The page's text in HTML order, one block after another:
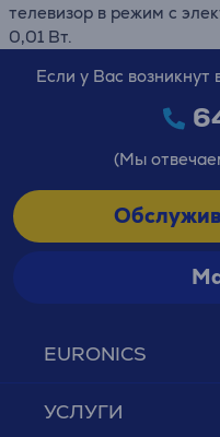
телевизор в режим с
0,01 Вт.
EURONICS
УСЛУГИ
Если у Вас
(Мы